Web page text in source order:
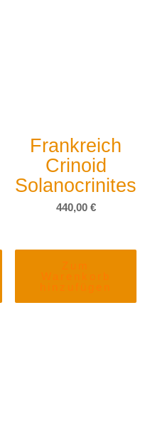
Frankreich
Crinoid
Solanocrinites
440,00 €